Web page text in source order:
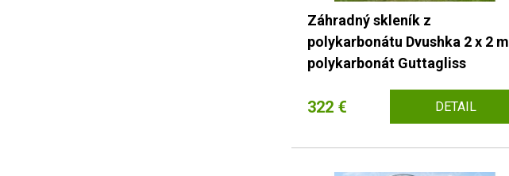
Záhradný skleník z
polykarbonátu Dvushka 2 x 2 m
polykarbonát Guttagliss
322 € DETAIL